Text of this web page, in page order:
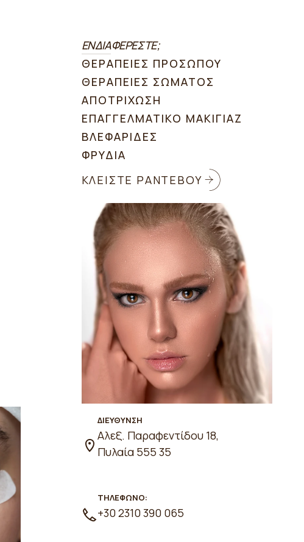
ΕΝΔΙΑΦΕΡΕΣΤΕ;
ΘΕΡΑΠΕΙΕΣ ΠΡΟΣΩΠΟΥ
ΘΕΡΑΠΕΙΕΣ ΣΩΜΑΤΟΣ
ΑΠΟΤΡΙΧΩΣΗ
ΕΠΑΓΓΕΛΜΑΤΙΚΟ ΜΑΚΙΓΙΑΖ
ΒΛΕΦΑΡΙΔΕΣ
ΦΡΥΔΙΑ
ΚΛΕΙΣΤΕ ΡΑΝΤΕΒΟΥ
ΔΙΕΥΘΥΝΣΗ
Αλεξ. Παραφεντίδου 18,
Πυλαία 555 35
ΤΗΛΕΦΩΝΟ:
+30 2310 390 065